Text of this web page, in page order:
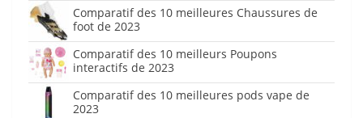
Comparatif des 10 meilleures Chaussures de
foot de 2023
Comparatif des 10 meilleurs Poupons
interactifs de 2023
Comparatif des 10 meilleures pods vape de
2023